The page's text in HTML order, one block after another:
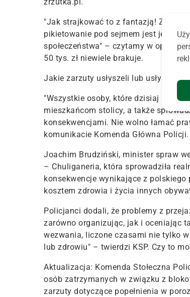
zrzutka.pl.
"Jak strajkować to z fantazją!
pikietowanie pod sejmem jest jedynie
społeczeństwa" – czytamy w opisie
50 tys. zł niewiele brakuje.
Jakie zarzuty usłyszeli lub usłyszą
"Wszystkie osoby, które dzisiaj rano
mieszkańcom stolicy, a także
konsekwencjami. Nie wolno łamać
komunikacie Komenda Główna Policji.
Joachim Brudziński, minister spraw
– Chuliganeria, która sprowadziła
konsekwencje wynikające z
kosztem zdrowia i życia innych
Policjanci dodali, że problemy z
zarówno organizując, jak i oceniając
wezwania, liczone czasami nie tylko
lub zdrowiu" – twierdzi KSP. Czy to
Aktualizacja: Komenda Stołeczna
osób zatrzymanych w związku z
zarzuty dotyczące popełnienia w